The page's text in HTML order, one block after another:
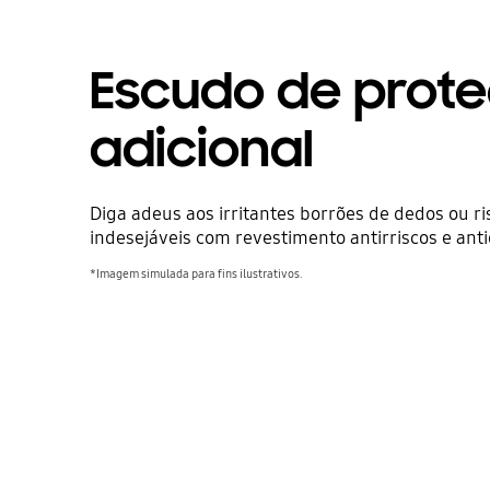
Escudo de
adicional
Diga adeus aos irritantes borrões de dedos ou
indesejáveis com revestimento antirriscos e
*Imagem simulada para fins ilustrativos.